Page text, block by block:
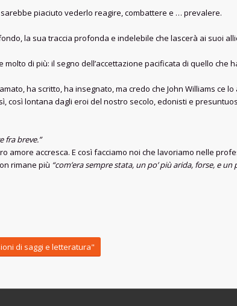
piaciuto vederlo reagire, combattere e … prevalere.
la sua traccia profonda e indelebile che lascerà ai suoi
di più: il segno dell’accettazione pacificata di quello che
ha scritto, ha insegnato, ma credo che John Williams ce
lontana dagli eroi del nostro secolo, edonisti e
fra breve.”
amore accresca. E così facciamo noi che lavoriamo nelle
rimane più “com’era sempre stata, un po’ più arida, forse, e un
di saggi e letteratura"